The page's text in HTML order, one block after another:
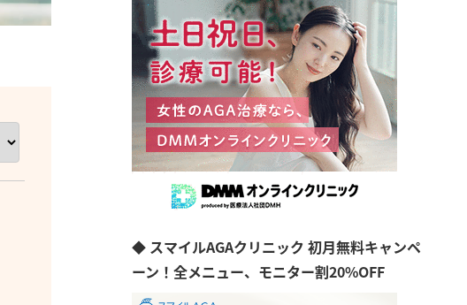
◆ スマイルAGAクリニック 初月無料キャンペ
ーン！全メニュー、モニター割20%OFF